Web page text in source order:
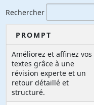
Rechercher
PROMPT
Améliorez et affinez vos
textes grâce à une
révision experte et un
retour détaillé et
structuré.